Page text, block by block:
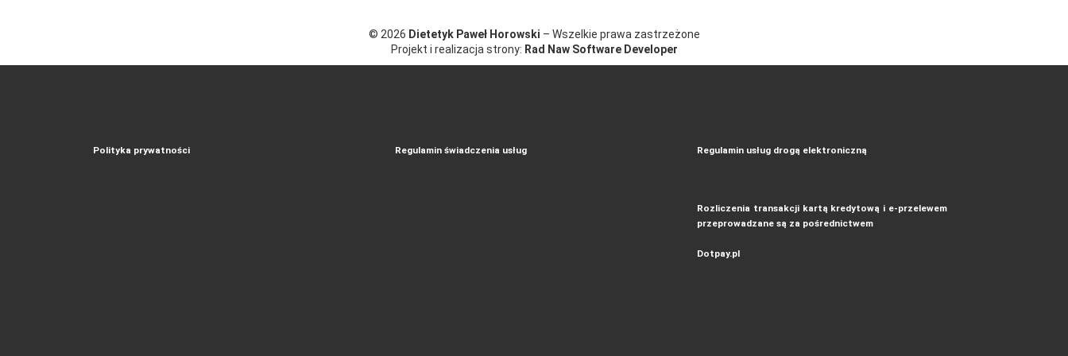
© 2026 Dietetyk Paweł Horowski – Wszelkie prawa zastrzeżone
Projekt i realizacja strony: Rad Naw Software Developer
Polityka prywatności Regulamin świadczenia usług Regulamin usług drogą elektroniczną
Rozliczenia transakcji kartą kredytową i e-przelewem
przeprowadzane są za pośrednictwem
Dotpay.pl